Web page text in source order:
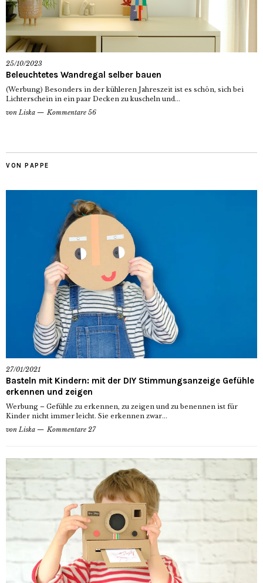
25/10/2023
Beleuchtetes Wandregal selber bauen
(Werbung) Besonders in der kühleren Jahreszeit ist es schön, sich bei
Lichterschein in ein paar Decken zu kuscheln und...
von Liska Kommentare 56
VON PAPPE
27/01/2021
Basteln mit Kindern: mit der DIY Stimmungsanzeige Gefühle
erkennen und zeigen
Werbung – Gefühle zu erkennen, zu zeigen und zu benennen ist für
Kinder nicht immer leicht. Sie erkennen zwar...
von Liska Kommentare 27